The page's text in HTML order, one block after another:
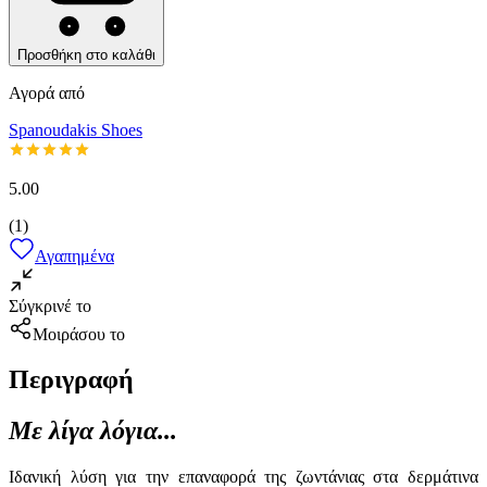
Προσθήκη στο καλάθι
Αγορά από
Spanoudakis Shoes
5.00
(1)
Αγαπημένα
Σύγκρινέ το
Μοιράσου το
Περιγραφή
Με λίγα λόγια...
Ιδανική λύση για την επαναφορά της ζωντάνιας στα δερμάτινα